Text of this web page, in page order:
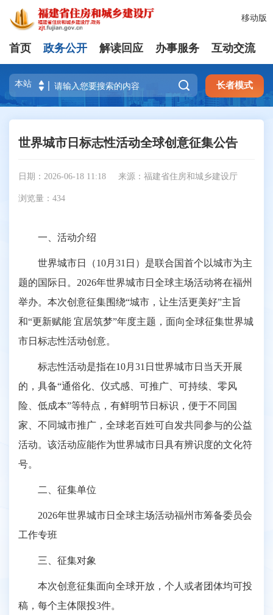
移动版
首页 政务公开 解读回应 办事服务 互动交流
 长者模式
世界城市日标志性活动全球创意征集公告
日期：2026-06-18 11:18 来源：福建省住房和城乡建设厅
浏览量： 434
一、活动介绍
世界城市日（10月31日）是联合国首个以城市为主
题的国际日。2026年世界城市日全球主场活动将在福州
举办。本次创意征集围绕“城市，让生活更美好”主旨
和“更新赋能 宜居筑梦”年度主题，面向全球征集世界城
市日标志性活动创意。
标志性活动是指在10月31日世界城市日当天开展
的，具备“通俗化、仪式感、可推广、可持续、零风
险、低成本”等特点，有鲜明节日标识，便于不同国
家、不同城市推广，全球老百姓可自发共同参与的公益
活动。该活动应能作为世界城市日具有辨识度的文化符
号。
二、征集单位
2026年世界城市日全球主场活动福州市筹备委员会
工作专班
三、征集对象
本次创意征集面向全球开放，个人或者团体均可投
稿，每个主体限投3件。